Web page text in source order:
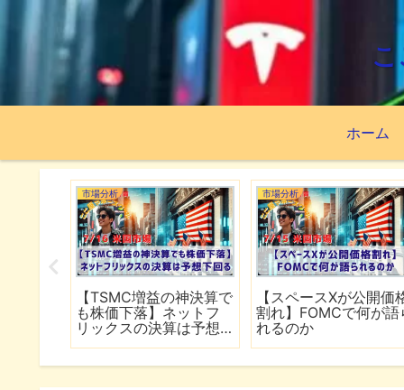
ホーム
市場分析
【TSMC増益の神決算で
も株価下落】ネットフ
リックスの決算は予想
市場分析
【スペースXが公開価
割れ】FOMCで何が語
れるのか